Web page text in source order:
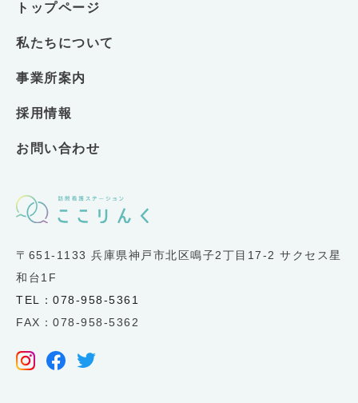
〒651-1133 兵庫県神戸市北区鳴子2丁目17-2 サクセス星
和台1F
TEL：078-958-5361
FAX：078-958-5362
トップページ
私たちについて
事業所案内
採用情報
お問い合わせ